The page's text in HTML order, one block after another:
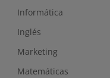
Informática
Inglés
Marketing
Matemáticas